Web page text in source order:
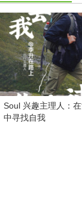
Soul 兴趣主理人：
中寻找自我